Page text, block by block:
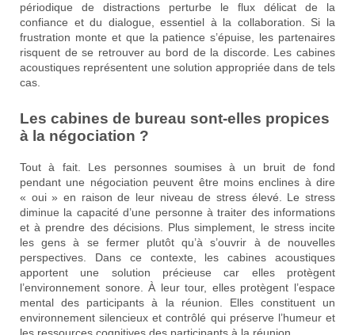
périodique de distractions perturbe le flux délicat de la
confiance et du dialogue, essentiel à la collaboration. Si la
frustration monte et que la patience s’épuise, les partenaires
risquent de se retrouver au bord de la discorde. Les cabines
acoustiques représentent une solution appropriée dans de tels
cas.
Les cabines de bureau sont-elles propices
à la négociation ?
Tout à fait. Les personnes soumises à un bruit de fond
pendant une négociation peuvent être moins enclines à dire
« oui » en raison de leur niveau de stress élevé. Le stress
diminue la capacité d’une personne à traiter des informations
et à prendre des décisions. Plus simplement, le stress incite
les gens à se fermer plutôt qu’à s’ouvrir à de nouvelles
perspectives. Dans ce contexte, les cabines acoustiques
apportent une solution précieuse car elles protègent
l’environnement sonore. À leur tour, elles protègent l’espace
mental des participants à la réunion. Elles constituent un
environnement silencieux et contrôlé qui préserve l’humeur et